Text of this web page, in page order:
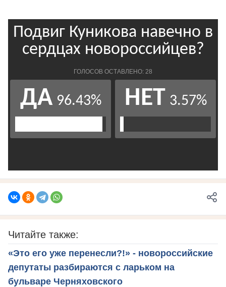
Читайте также:
«Это его уже перенесли?!» - новороссийские
депутаты разбираются с ларьком на
бульваре Черняховского